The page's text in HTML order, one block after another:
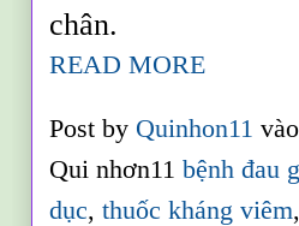
chân.
READ MORE
Post by Quinhon11
Qui nhơn11bệnh đau
dục,thuốc kháng viêm